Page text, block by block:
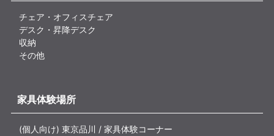
チェア・オフィスチェア
デスク・昇降デスク
収納
その他
家具体験場所
(個人向け) 東京品川 / 家具体験コーナー